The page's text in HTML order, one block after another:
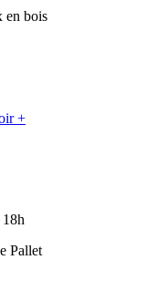
en bois
+
Pallet